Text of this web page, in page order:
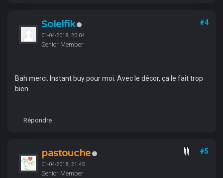
Solelfik
01-04-2018, 20:04
Senior Member
#4
Bah merci. Instant buy pour moi. Avec le décor, ça le fait trop
bien.
Répondre
pastouche
01-04-2018, 21:45
Senior Member
#5